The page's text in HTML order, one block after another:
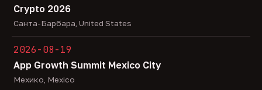
Crypto 2026
Санта-Барбара, United States
2026-08-19
App Growth Summit Mexico City
Мехико, Mexico